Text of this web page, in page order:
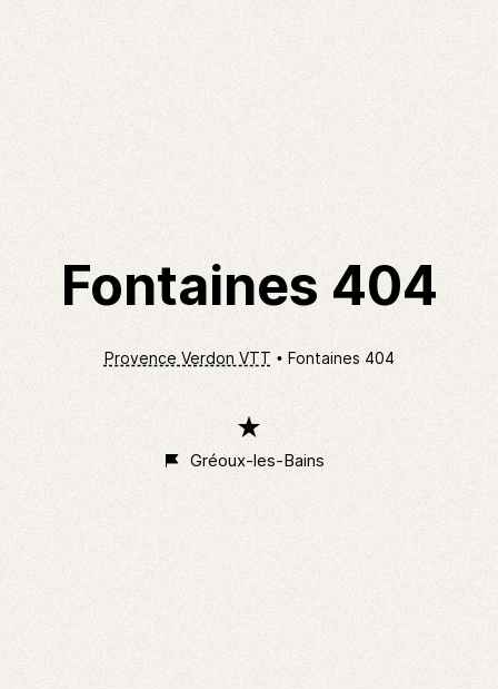
Fontaines 404
Provence Verdon VTT Fontaines 404
étoile
Gréoux-les-Bains